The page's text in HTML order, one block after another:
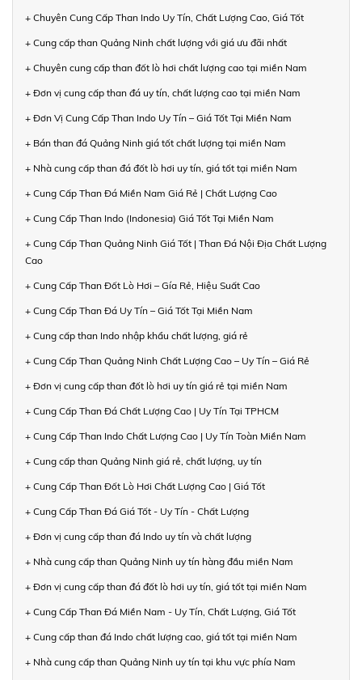
+ Chuyên Cung Cấp Than Indo Uy Tín, Chất Lượng Cao, Giá Tốt
+ Cung cấp than Quảng Ninh chất lượng với giá ưu đãi nhất
+ Chuyên cung cấp than đốt lò hơi chất lượng cao tại miền Nam
+ Đơn vị cung cấp than đá uy tín, chất lượng cao tại miền Nam
+ Đơn Vị Cung Cấp Than Indo Uy Tín – Giá Tốt Tại Miền Nam
+ Bán than đá Quảng Ninh giá tốt chất lượng tại miền Nam
+ Nhà cung cấp than đá đốt lò hơi uy tín, giá tốt tại miền Nam
+ Cung Cấp Than Đá Miền Nam Giá Rẻ | Chất Lượng Cao
+ Cung Cấp Than Indo (Indonesia) Giá Tốt Tại Miền Nam
+ Cung Cấp Than Quảng Ninh Giá Tốt | Than Đá Nội Địa Chất Lượng
Cao
+ Cung Cấp Than Đốt Lò Hơi – Gía Rẻ, Hiệu Suất Cao
+ Cung Cấp Than Đá Uy Tín – Giá Tốt Tại Miền Nam
+ Cung cấp than Indo nhập khẩu chất lượng, giá rẻ
+ Cung Cấp Than Quảng Ninh Chất Lượng Cao – Uy Tín – Giá Rẻ
+ Đơn vị cung cấp than đốt lò hơi uy tín giá rẻ tại miền Nam
+ Cung Cấp Than Đá Chất Lượng Cao | Uy Tín Tại TPHCM
+ Cung Cấp Than Indo Chất Lượng Cao | Uy Tín Toàn Miền Nam
+ Cung cấp than Quảng Ninh giá rẻ, chất lượng, uy tín
+ Cung Cấp Than Đốt Lò Hơi Chất Lượng Cao | Giá Tốt
+ Cung Cấp Than Đá Giá Tốt - Uy Tín - Chất Lượng
+ Đơn vị cung cấp than đá Indo uy tín và chất lượng
+ Nhà cung cấp than Quảng Ninh uy tín hàng đầu miền Nam
+ Đơn vị cung cấp than đá đốt lò hơi uy tín, giá tốt tại miền Nam
+ Cung Cấp Than Đá Miền Nam - Uy Tín, Chất Lượng, Giá Tốt
+ Cung cấp than đá Indo chất lượng cao, giá tốt tại miền Nam
+ Nhà cung cấp than Quảng Ninh uy tín tại khu vực phía Nam